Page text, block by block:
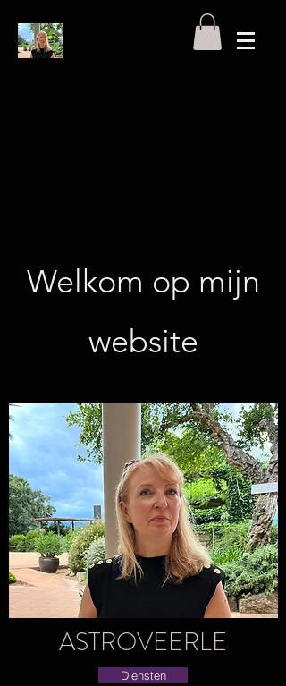
Welkom op mijn
website
ASTROVEERLE
Diensten